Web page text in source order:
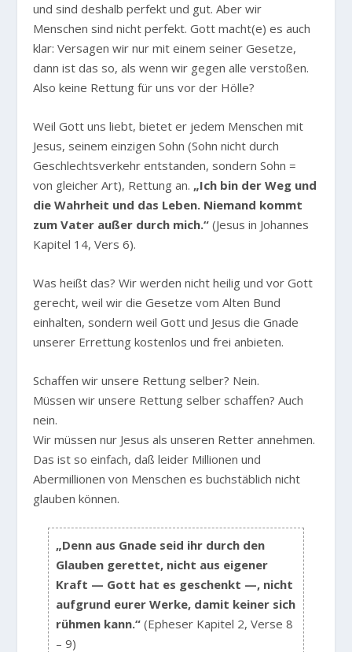
und sind deshalb perfekt und gut. Aber wir
Menschen sind nicht perfekt. Gott macht(e) es auch
klar: Versagen wir nur mit einem seiner Gesetze,
dann ist das so, als wenn wir gegen alle verstoßen.
Also keine Rettung für uns vor der Hölle?
Weil Gott uns liebt, bietet er jedem Menschen mit
Jesus, seinem einzigen Sohn (Sohn nicht durch
Geschlechtsverkehr entstanden, sondern Sohn =
von gleicher Art), Rettung an. „Ich bin der Weg und
die Wahrheit und das Leben. Niemand kommt
zum Vater außer durch mich.“ (Jesus in Johannes
Kapitel 14, Vers 6).
Was heißt das? Wir werden nicht heilig und vor Gott
gerecht, weil wir die Gesetze vom Alten Bund
einhalten, sondern weil Gott und Jesus die Gnade
unserer Errettung kostenlos und frei anbieten.
Schaffen wir unsere Rettung selber? Nein.
Müssen wir unsere Rettung selber schaffen? Auch
nein.
Wir müssen nur Jesus als unseren Retter annehmen.
Das ist so einfach, daß leider Millionen und
Abermillionen von Menschen es buchstäblich nicht
glauben können.
„Denn aus Gnade seid ihr durch den
Glauben gerettet, nicht aus eigener
Kraft — Gott hat es geschenkt —, nicht
aufgrund eurer Werke, damit keiner sich
rühmen kann.“ (Epheser Kapitel 2, Verse 8
– 9)